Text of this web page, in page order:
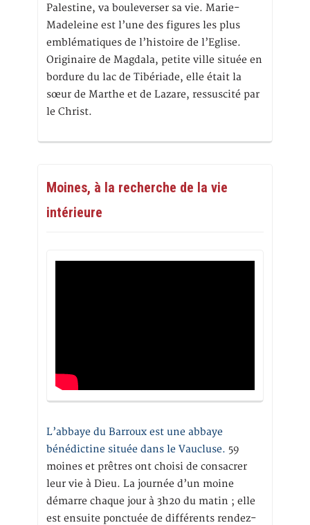
Palestine, va bouleverser sa vie. Marie-
Madeleine est l’une des figures les plus
emblématiques de l’histoire de l’Eglise.
Originaire de Magdala, petite ville située en
bordure du lac de Tibériade, elle était la
sœur de Marthe et de Lazare, ressuscité par
le Christ.
Moines, à la recherche de la vie
intérieure
L’abbaye du Barroux est une abbaye
bénédictine située dans le Vaucluse. 59
moines et prêtres ont choisi de consacrer
leur vie à Dieu. La journée d’un moine
démarre chaque jour à 3h20 du matin ; elle
est ensuite ponctuée de différents rendez-